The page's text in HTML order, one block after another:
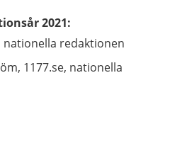
2021:
nationella redaktionen
1177.se, nationella